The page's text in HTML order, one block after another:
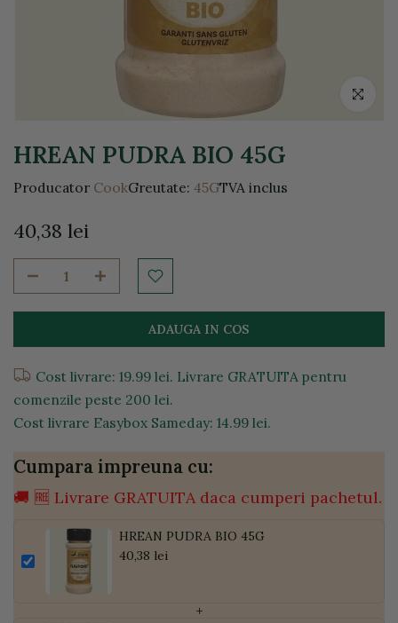
Click
HREAN PUDRA BIO 45G
Producator CookGreutate: 45GTVA inclus
40,38 lei
ADAUGA IN COS
Cost livrare: 19.99 lei. Livrare GRATUITA pentru
comenzile peste 200 lei.
Cost livrare Easybox Sameday: 14.99 lei.
Cumpara impreuna cu:
🚚 🆓 Livrare GRATUITA daca cumperi pachetul.
HREAN PUDRA BIO 45G
40,38 lei
+